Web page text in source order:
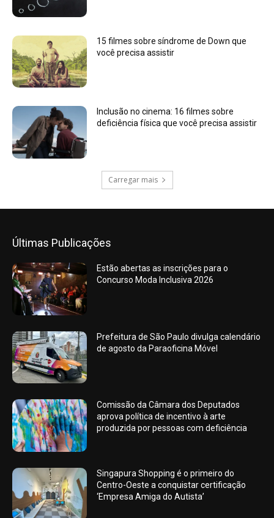
15 filmes sobre síndrome de Down que
você precisa assistir
Inclusão no cinema: 16 filmes sobre
deficiência física que você precisa assistir
Carregar mais
Últimas Publicações
Estão abertas as inscrições para o
Concurso Moda Inclusiva 2026
Prefeitura de São Paulo divulga calendário
de agosto da Paraoficina Móvel
Comissão da Câmara dos Deputados
aprova política de incentivo à arte
produzida por pessoas com deficiência
Singapura Shopping é o primeiro do
Centro-Oeste a conquistar certificação
‘Empresa Amiga do Autista’